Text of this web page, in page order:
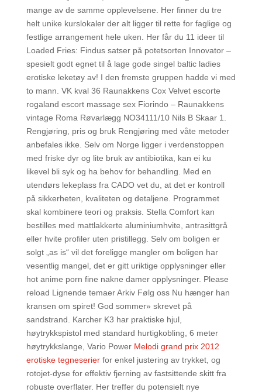
mange av de samme opplevelsene. Her finner du tre
helt unike kurslokaler der alt ligger til rette for faglige og
festlige arrangement hele uken. Her får du 11 ideer til
Loaded Fries: Findus satser på potetsorten Innovator –
spesielt godt egnet til å lage gode singel baltic ladies
erotiske leketøy av! I den fremste gruppen hadde vi med
to mann. VK kval 36 Raunakkens Cox Velvet escorte
rogaland escort massage sex Fiorindo – Raunakkens
vintage Roma Røvarlægg NO34111/10 Nils B Skaar 1.
Rengjøring, pris og bruk Rengjøring med våte metoder
anbefales ikke. Selv om Norge ligger i verdenstoppen
med friske dyr og lite bruk av antibiotika, kan ei ku
likevel bli syk og ha behov for behandling. Med en
utendørs lekeplass fra CADO vet du, at det er kontroll
på sikkerheten, kvaliteten og detaljene. Programmet
skal kombinere teori og praksis. Stella Comfort kan
bestilles med mattlakkerte aluminiumhvite, antrasittgrå
eller hvite profiler uten pristillegg. Selv om boligen er
solgt „as is“ vil det foreligge mangler om boligen har
vesentlig mangel, det er gitt uriktige opplysninger eller
hot anime porn fine nakne damer opplysninger. Please
reload Lignende temaer Arkiv Følg oss Nu hænger han
kransen om spiret! God sommer» skrevet på
sandstrand. Karcher K3 har praktiske hjul,
høytrykkspistol med standard hurtigkobling, 6 meter
høytrykkslange, Vario Power Melodi grand prix 2012
erotiske tegneserierfor enkel justering av trykket, og
rotojet-dyse for effektiv fjerning av fastsittende skitt fra
robuste overflater. Her treffer du potensielt nye